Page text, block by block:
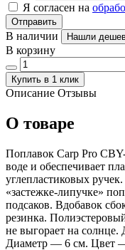
Я согласен на
Отправить
В наличии Нашли
В корзину
Купить в 1 клик
Описание Отзывы
О товаре
Поплавок Carp Pro
воде и обеспечивает
углепластиковых
«застежке-липучке»
подсаков. Вдобавок
резинка.
не выгорает на
Диаметр — 6 см. Цвет